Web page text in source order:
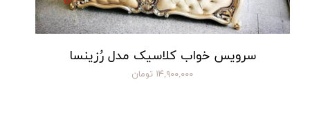
سرویس خواب کلاسیک مدل رُزینسا
۱۴,۹۰۰,۰۰۰ تومان